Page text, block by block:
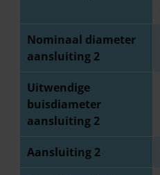
Nominaal diameter
aansluiting 2
Uitwendige
buisdiameter
aansluiting 2
Aansluiting 2